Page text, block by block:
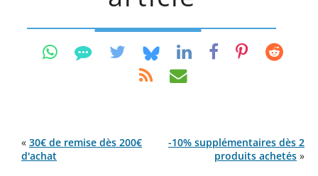
« 30€ de remise dès 200€
d'achat
-10% supplémentaires dès 2
produits achetés »